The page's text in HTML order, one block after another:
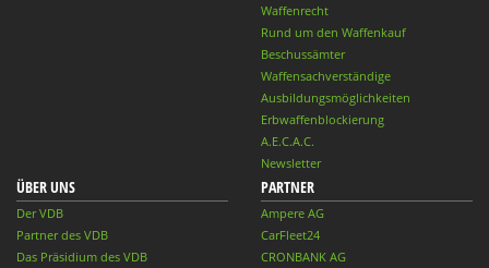
Waffenrecht
Rund um den Waffenkauf
Beschussämter
Waffensachverständige
Ausbildungsmöglichkeiten
Erbwaffenblockierung
A.E.C.A.C.
Newsletter
ÜBER UNS
Der VDB
Partner des VDB
Das Präsidium des VDB
PARTNER
Ampere AG
CarFleet24
CRONBANK AG